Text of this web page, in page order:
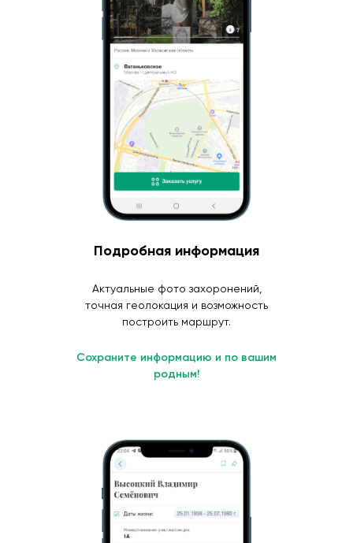
Подробная информация
Актуальные фото захоронений,
точная геолокация и возможность
построить маршрут.
Сохраните информацию и по вашим
родным!